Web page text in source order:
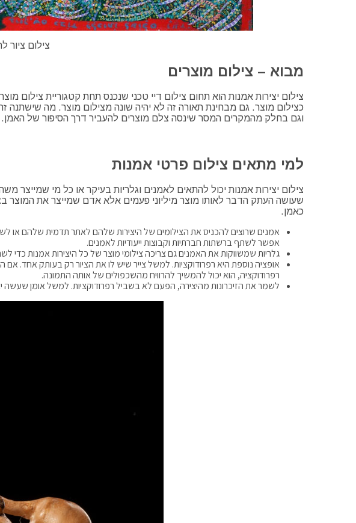
צילום ציור
מבוא – צילום מוצרים
צילום יצירות אמנות הוא תחום צילום דיי טכני שנכנס תחת קטגוריית צילום
כצילום מוצר. גם מבחינת תאורה זה לא יהיה שונה מצילום מוצר. מה
וגם בחלק מהמקרים המסר שינסה צלם מוצרים להעביר דרך הסיפור של האמן.
למי מתאים צילום פרטי אמנות
צילום יצירות אמנות יכול להתאים לאמנים וגלריות בעיקר או כל מי
שעושה העתק הדבר לאותו מוצר מיליוני פעמים אלא אדם שמייצר את המוצר
כאמן.
אמנים שרוצים להכניס את הצילומים של היצירות שלהם לאתר תדמית שלהם או
אפשר לשתף ברשתות חברתיות וקבוצות ייעודיות לאמנים.
גלריות שמשווקות את האמנים גם צריכה צילומי מוצר של כל היצירות אמנות
אופציה נוספת היא רפרודוקציות. למשל צייר שיש לו את הציור רק בעותק אחד.
רפרודוקציה, הוא יכול להמשיך להרוויח מהשכפולים של אותה התמונה.
לשמר את הזיכרונות מהיצירה, הפעם לא בשביל רפרודוקציות. למשל אומן שעשה